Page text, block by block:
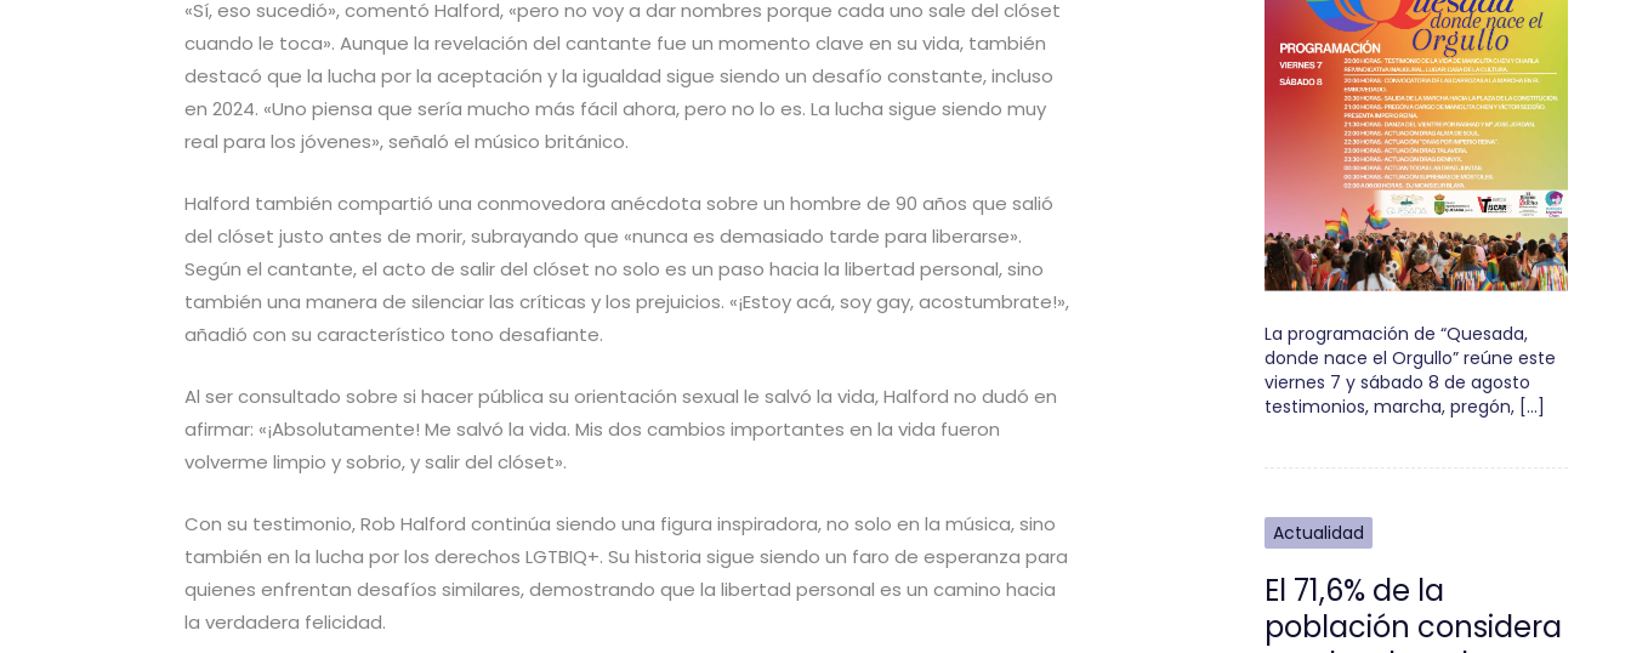
«Sí, eso sucedió», comentó Halford, «pero no voy a dar nombres porque cada uno sale del clóset
cuando le toca». Aunque la revelación del cantante fue un momento clave en su vida, también
destacó que la lucha por la aceptación y la igualdad sigue siendo un desafío constante, incluso
en 2024. «Uno piensa que sería mucho más fácil ahora, pero no lo es. La lucha sigue siendo muy
real para los jóvenes», señaló el músico británico.
Halford también compartió una conmovedora anécdota sobre un hombre de 90 años que salió
del clóset justo antes de morir, subrayando que «nunca es demasiado tarde para liberarse».
Según el cantante, el acto de salir del clóset no solo es un paso hacia la libertad personal, sino
también una manera de silenciar las críticas y los prejuicios. «¡Estoy acá, soy gay, acostumbrate!»,
añadió con su característico tono desafiante.
Al ser consultado sobre si hacer pública su orientación sexual le salvó la vida, Halford no dudó en
afirmar: «¡Absolutamente! Me salvó la vida. Mis dos cambios importantes en la vida fueron
volverme limpio y sobrio, y salir del clóset».
Con su testimonio, Rob Halford continúa siendo una figura inspiradora, no solo en la música, sino
también en la lucha por los derechos LGTBIQ+. Su historia sigue siendo un faro de esperanza para
quienes enfrentan desafíos similares, demostrando que la libertad personal es un camino hacia
la verdadera felicidad.
La programación de “Quesada,
donde nace el Orgullo” reúne este
viernes 7 y sábado 8 de agosto
testimonios, marcha, pregón, […]
Actualidad
El 71,6% de la
población considera